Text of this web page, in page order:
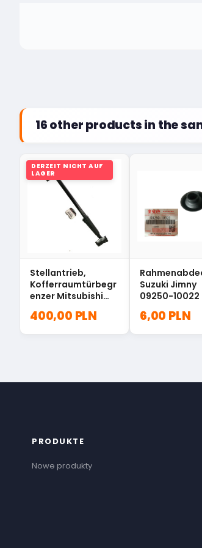
16 other products in the
DERZEIT NICHT AUF
LAGER
Stellantrieb,
Kofferraumtürbegr
enzer Mitsubishi
400,00 PLN
Suzuki Jimny
09250-10022
6,00 PLN
PRODUKTE
Nowe produkty